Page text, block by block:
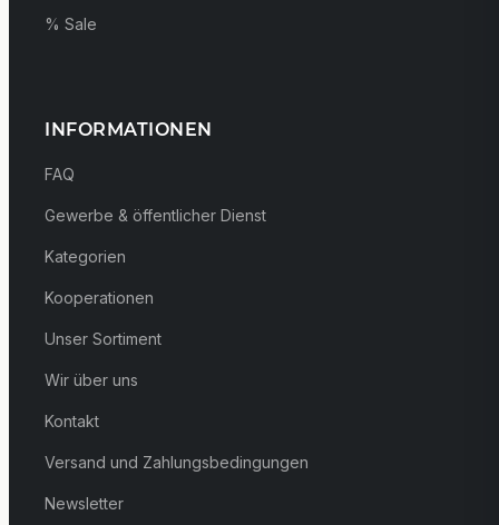
% Sale
INFORMATIONEN
FAQ
Gewerbe & öffentlicher Dienst
Kategorien
Kooperationen
Unser Sortiment
Wir über uns
Kontakt
Versand und Zahlungsbedingungen
Newsletter